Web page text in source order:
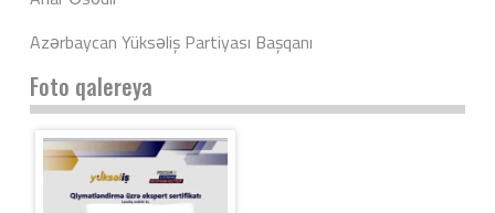
Azərbaycan Yüksəliş Partiyası Başqanı
Foto qalereya